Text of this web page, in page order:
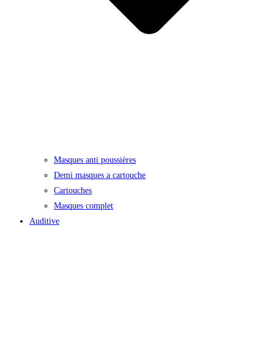
Masques anti poussières
Demi masques a cartouche
Cartouches
Masques complet
Auditive